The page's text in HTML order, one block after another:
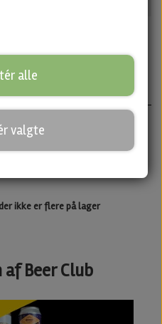
IPA fra Spike
44 cl.
god efter
ikke er flere på lager
Beer Club
alle
valgte